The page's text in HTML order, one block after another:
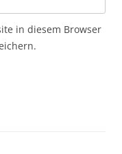
in diesem Browser